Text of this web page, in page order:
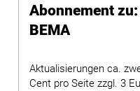
Abonnement
BEMA
Aktualisierungen ca.
Cent pro Seite zzgl. 3